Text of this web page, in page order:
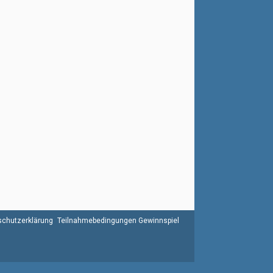
Teilnahmebedingungen Gewinnspiel